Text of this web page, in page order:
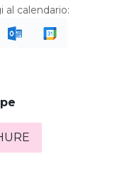
al calendario: